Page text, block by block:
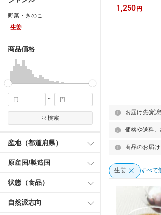
野菜・きのこ
生姜
商品価格
~
検索
産地（都道府県）
原産国/製造国
状態（食品）
自然派志向
1,250 円
お届け先(離
価格や送料
商品のお届
生姜 すべて